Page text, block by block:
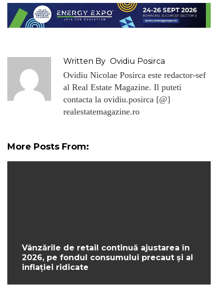
Written By Ovidiu Posirca
Ovidiu Nicolae Posirca este redactor-sef
al Real Estate Magazine. Il puteti
contacta la ovidiu.posirca [@]
realestatemagazine.ro
More Posts From:
Vânzările de retail continuă ajustarea în
2026, pe fondul consumului precaut și al
inflației ridicate